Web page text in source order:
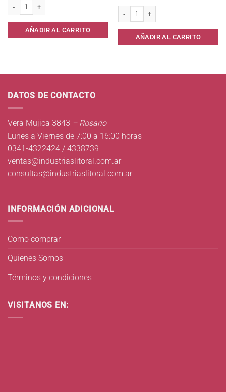
AÑADIR AL CARRITO
Cortina Baño Poliester100%
AÑADIR AL CARRITO
DATOS DE CONTACTO
Vera Mujica 3843 – Rosario
Lunes a Viernes de 7:00 a 16:00 horas
0341-4322424 / 4338739
ventas@industriaslitoral.com.ar
consultas@industriaslitoral.com.ar
INFORMACIÓN ADICIONAL
Como comprar
Quienes Somos
Términos y condiciones
VISITANOS EN: